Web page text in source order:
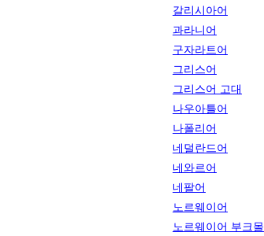
갈리시아어
과라니어
구자라트어
그리스어
그리스어 고대
나우아틀어
나폴리어
네덜란드어
네와르어
네팔어
노르웨이어
노르웨이어 부크몰